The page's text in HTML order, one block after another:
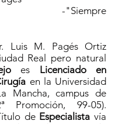
M. Pagés Ortiz
Real pero natural
es Licenciado en
en la Universidad
Mancha, campus de
Promoción, 99-05).
de Especialistavía